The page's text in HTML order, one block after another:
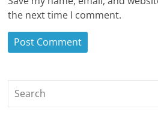
the next time I comment.